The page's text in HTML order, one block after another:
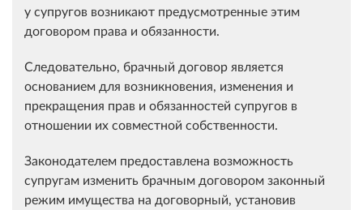
у супругов возникают предусмотренные этим
договором права и обязанности.
Следовательно, брачный договор является
основанием для возникновения, изменения и
прекращения прав и обязанностей супругов в
отношении их совместной собственности.
Законодателем предоставлена возможность
супругам изменить брачным договором законный
режим имущества на договорный, установив